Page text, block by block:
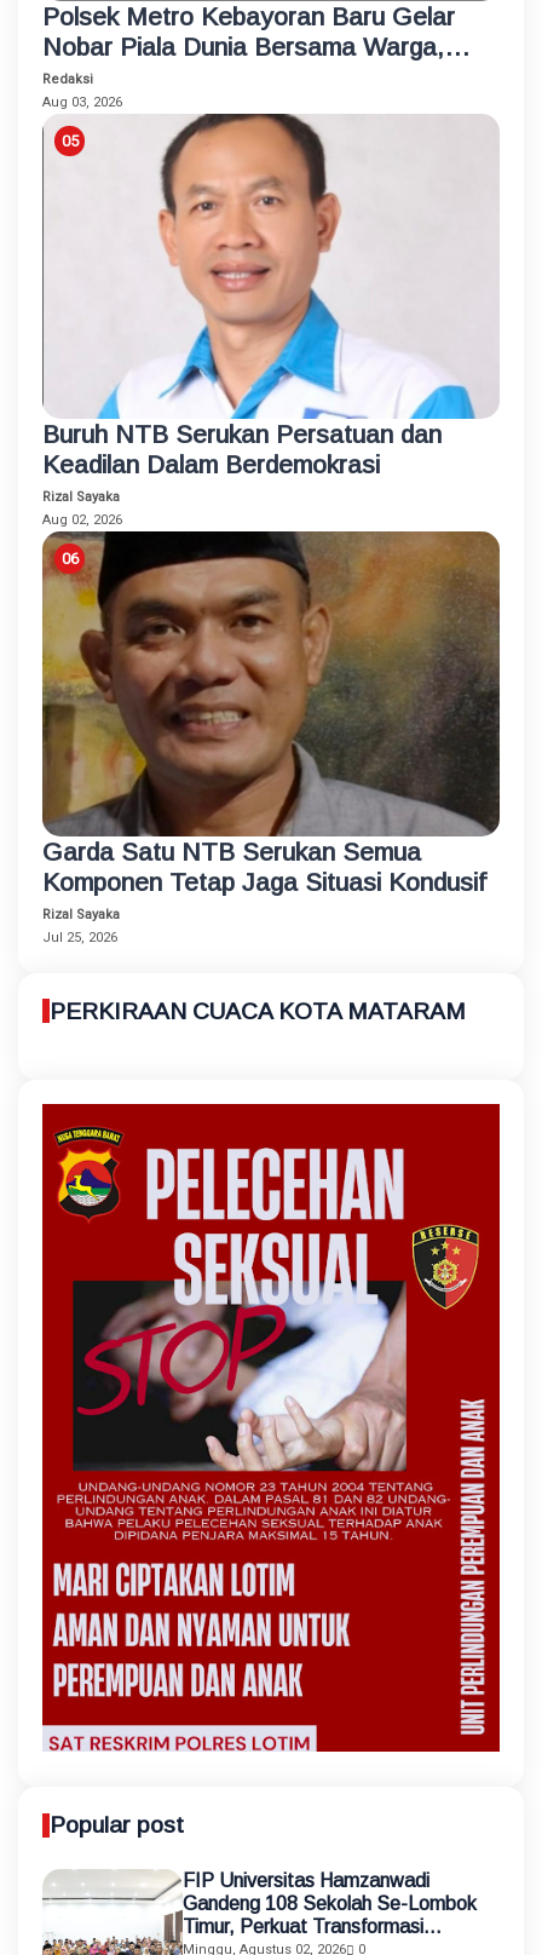
Polsek Metro Kebayoran Baru Gelar
Nobar Piala Dunia Bersama Warga,
Pererat Silaturahmi dan Jaga
Kamtibmas
Redaksi
Aug 03, 2026
Buruh NTB Serukan Persatuan dan
Keadilan Dalam Berdemokrasi
Rizal Sayaka
Aug 02, 2026
Garda Satu NTB Serukan Semua
Komponen Tetap Jaga Situasi Kondusif
Rizal Sayaka
Jul 25, 2026
PERKIRAAN CUACA KOTA MATARAM
Popular post
FIP Universitas Hamzanwadi
Gandeng 108 Sekolah Se-Lombok
Timur, Perkuat Transformasi
Pendidikan melalui Asistensi
Minggu, Agustus 02, 2026 0